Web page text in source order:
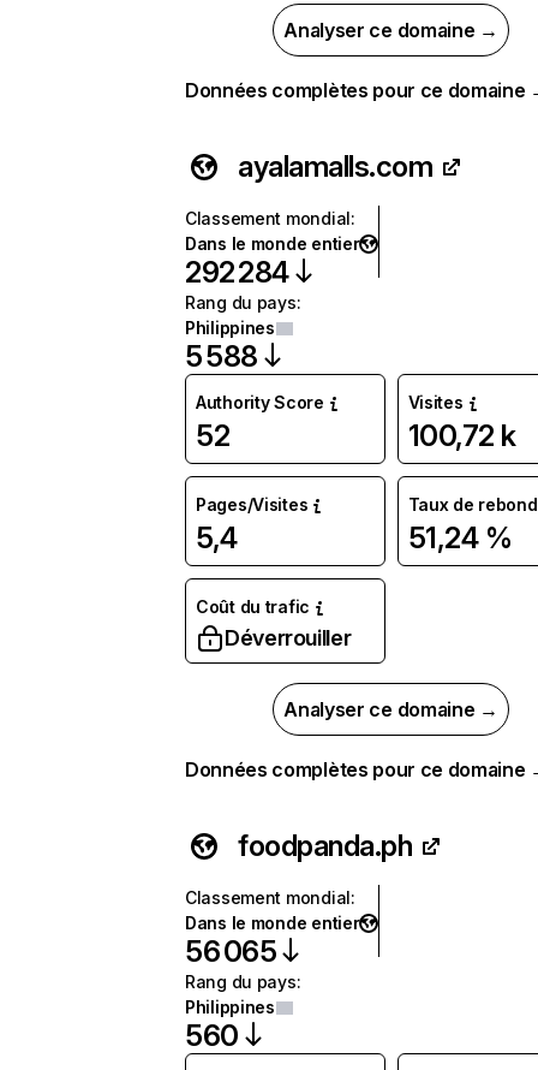
Analyser ce domaine →
Données complètes pour ce domaine
ayalamalls.com
Classement mondial:
Dans le monde entier
292 284
Rang du pays:
Philippines
5 588
Authority Score
52
Visites
100,72 k
Pages/Visites
5,4
Taux de rebond
51,24 %
Coût du trafic
Déverrouiller
Analyser ce domaine →
Données complètes pour ce domaine
foodpanda.ph
Classement mondial:
Dans le monde entier
56 065
Rang du pays:
Philippines
560